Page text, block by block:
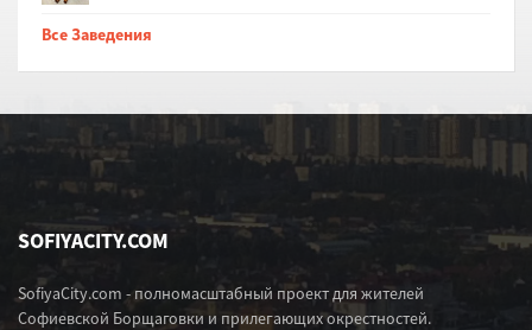
Все Заведения
SOFIYACITY.COM
SofiyaCity.com - полномасштабный проект для жителей
Софиевской Борщаговки и прилегающих окрестностей.